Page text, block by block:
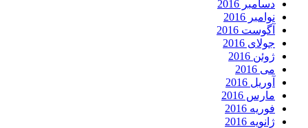
دسامبر 2016
نوامبر 2016
آگوست 2016
جولای 2016
ژوئن 2016
می 2016
آوریل 2016
مارس 2016
فوریه 2016
ژانویه 2016